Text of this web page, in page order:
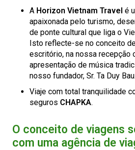
A Horizon Vietnam Travel é
apaixonada pelo turismo,
de ponte cultural que liga o
Isto reflecte-se no conceito
escritório, na nossa recepção
apresentação de música
nosso fundador, Sr. Ta Duy Bau.
Viaje com total tranquilidade
seguros CHAPKA.
O conceito de viagens
com uma agência de